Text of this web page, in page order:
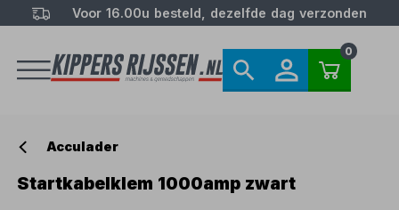
Voor 16.00u besteld, dezelfde dag verzonden
0
Acculader
Startkabelklem 1000amp zwart